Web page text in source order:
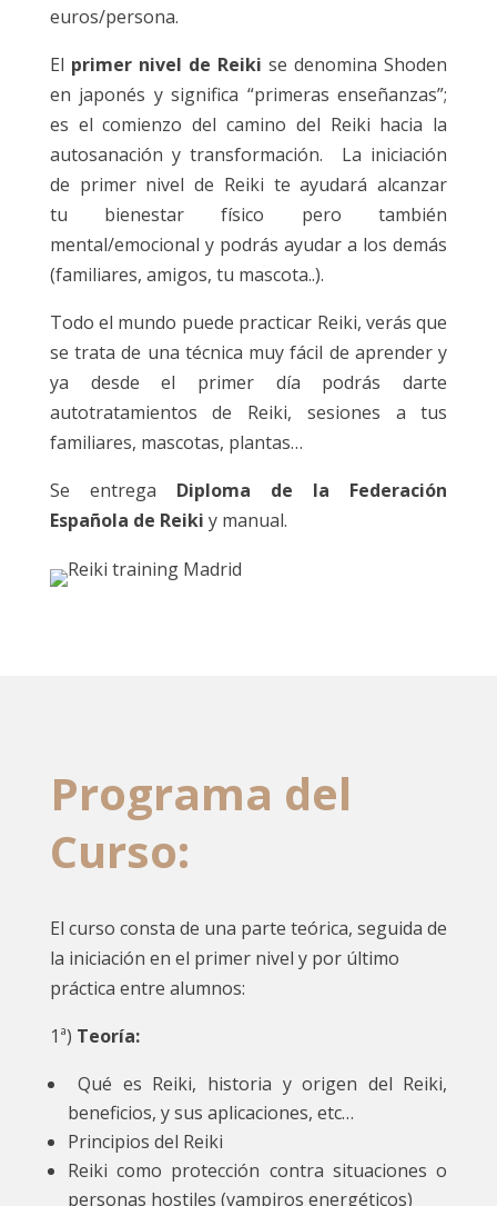
euros/persona.
El primer nivel de Reiki se denomina Shoden
en japonés y significa “primeras enseñanzas”;
es el comienzo del camino del Reiki hacia la
autosanación y transformación. La iniciación
de primer nivel de Reiki te ayudará alcanzar
tu bienestar físico pero también
mental/emocional y podrás ayudar a los demás
(familiares, amigos, tu mascota..).
Todo el mundo puede practicar Reiki, verás que
se trata de una técnica muy fácil de aprender y
ya desde el primer día podrás darte
autotratamientos de Reiki, sesiones a tus
familiares, mascotas, plantas…
Se entrega Diploma de la Federación
Española de Reiki y manual.
Programa del
Curso:
El curso consta de una parte teórica, seguida de
la iniciación en el primer nivel y por último
práctica entre alumnos:
1ª) Teoría:
Qué es Reiki, historia y origen del Reiki,
beneficios, y sus aplicaciones, etc…
Principios del Reiki
Reiki como protección contra situaciones o
personas hostiles (vampiros energéticos)